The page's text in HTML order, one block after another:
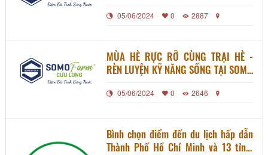
05/06/2024 0 2887
MÙA HÈ RỰC RỠ CÙNG TRẠI HÈ -
RÈN LUYỆN KỸ NĂNG SỐNG TẠI SOMO
05/06/2024 0 2646
Bình chọn điểm đến du lịch hấp dẫn
Thành Phố Hồ Chí Minh và 13 tỉnh,